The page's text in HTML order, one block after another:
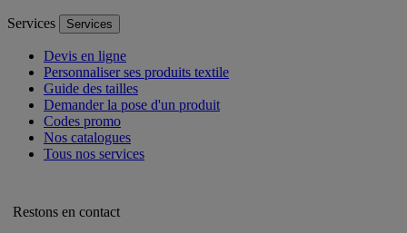
Services Services
Devis en ligne
Personnaliser ses produits textile
Guide des tailles
Demander la pose d'un produit
Codes promo
Nos catalogues
Tous nos services
Restons en contact